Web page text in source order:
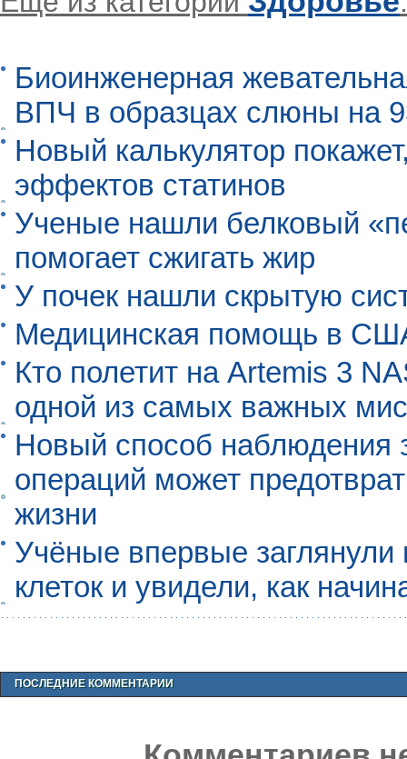
Биоинженерная
ВПЧ в образцах слюны на
Новый калькулятор
эффектов статинов
Ученые нашли белковый
помогает сжигать жир
У почек нашли скрытую
Медицинская помощь в
Кто полетит на Artemis 3
одной из самых важных
Новый способ наблюдения
операций может
жизни
Учёные впервые
клеток и увидели, как
ПОСЛЕДНИЕ КОММЕНТАРИИ